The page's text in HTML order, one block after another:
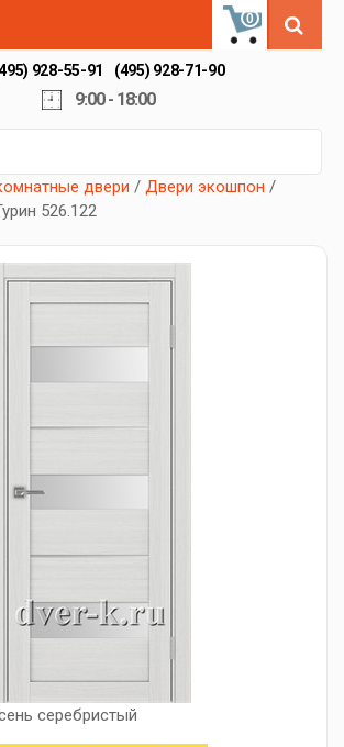
0
928-55-91 (495) 928-71-90
9:00 - 18:00
двери / Двери экошпон /
526.122
серебристый